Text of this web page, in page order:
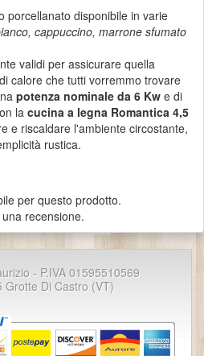
porcellanato disponibile in varie
cappuccino, marrone sfumato
validi per assicurare quella
calore che tutti vorremmo trovare
potenza nominale da 6 Kw e di
la cucina a legna Romantica 4,5
e riscaldare l'ambiente circostante,
rustica.
per questo prodotto.
recensione.
- P.IVA 01595510569
Grotte Di Castro (VT)